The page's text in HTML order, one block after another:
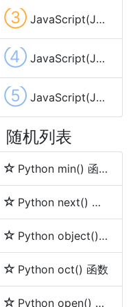
③ JavaScript(JS) date.getUTCHours ()
④ JavaScript(JS) date.getFullYear()
⑤ JavaScript(JS) date.setDate( dayValue )
随机列表
Python min() 函数
Python next() 函数
Python object() 函数
Python oct() 函数
Python open() 函数